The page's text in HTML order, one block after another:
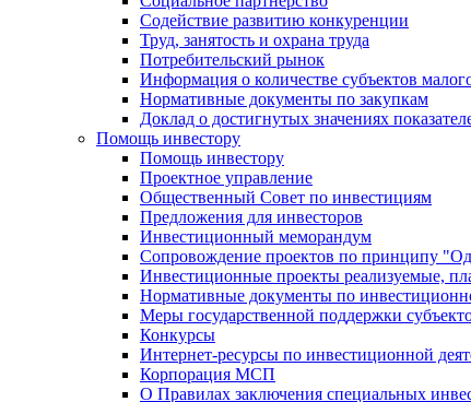
Содействие развитию конкуренции
Труд, занятость и охрана труда
Потребительский рынок
Информация о количестве субъектов
Нормативные документы по закупкам
Доклад о достигнутых значениях
Помощь инвестору
Помощь инвестору
Проектное управление
Общественный Совет по инвестициям
Предложения для инвесторов
Инвестиционный меморандум
Сопровождение проектов по принципу
Инвестиционные проекты реализуемые,
Нормативные документы по
Меры государственной поддержки
Конкурсы
Интернет-ресурсы по инвестиционной
Корпорация МСП
О Правилах заключения специальных